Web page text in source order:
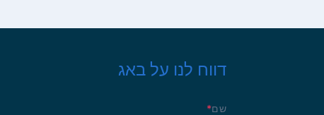
דווח לנו על באג
שם*